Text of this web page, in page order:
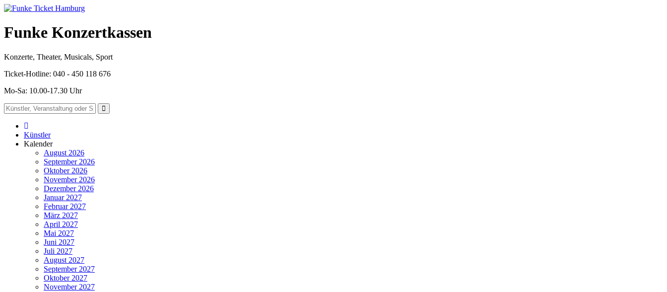
Funke Konzertkassen
Konzerte, Theater, Musicals, Sport
Ticket-Hotline: 040 - 450 118 676
Mo-Sa: 10.00-17.30 Uhr
Künstler
Kalender
August 2026
September 2026
Oktober 2026
November 2026
Dezember 2026
Januar 2027
Februar 2027
März 2027
April 2027
Mai 2027
Juni 2027
Juli 2027
August 2027
September 2027
Oktober 2027
November 2027